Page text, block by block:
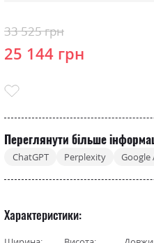
25 144 грн
33 525 грн
Переглянути більше
ChatGPT Perplexity Google
Характеристики